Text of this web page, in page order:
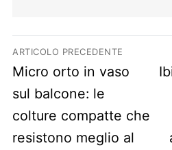
Navigazione
ARTICOLO PRECEDENTE
Previous post:
Micro orto in vaso
sul balcone: le
colture compatte che
resistono meglio al